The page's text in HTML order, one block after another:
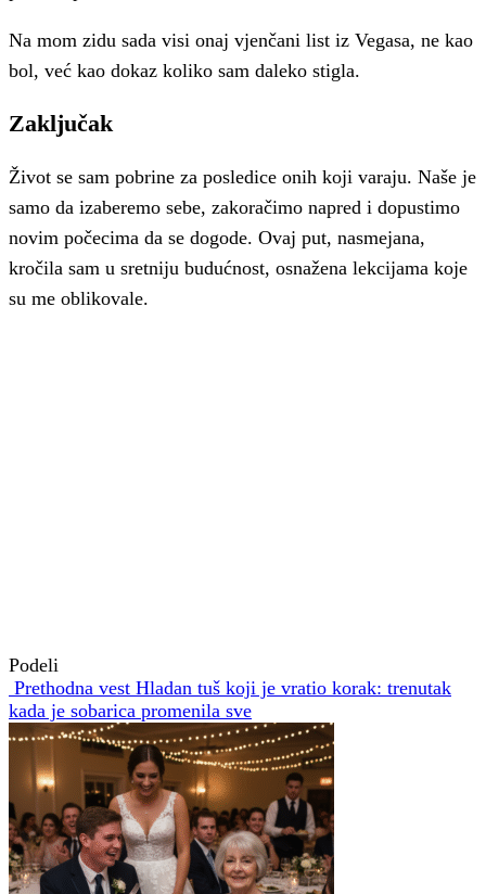
Na mom zidu sada visi onaj vjenčani list iz Vegasa, ne kao
bol, već kao dokaz koliko sam daleko stigla.
Zaključak
Život se sam pobrine za posledice onih koji varaju. Naše je
samo da izaberemo sebe, zakoračimo napred i dopustimo
novim počecima da se dogode. Ovaj put, nasmejana,
kročila sam u sretniju budućnost, osnažena lekcijama koje
su me oblikovale.
Podeli
Prethodna vest Hladan tuš koji je vratio korak: trenutak
kada je sobarica promenila sve